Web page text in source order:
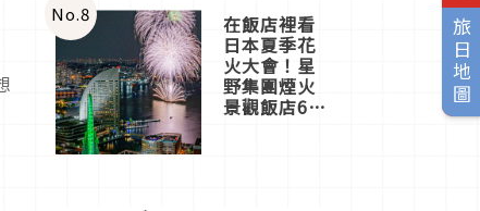
旅日地圖
No.8 在飯店裡看
日本夏季花
火大會！星
野集團煙火
景觀飯店6